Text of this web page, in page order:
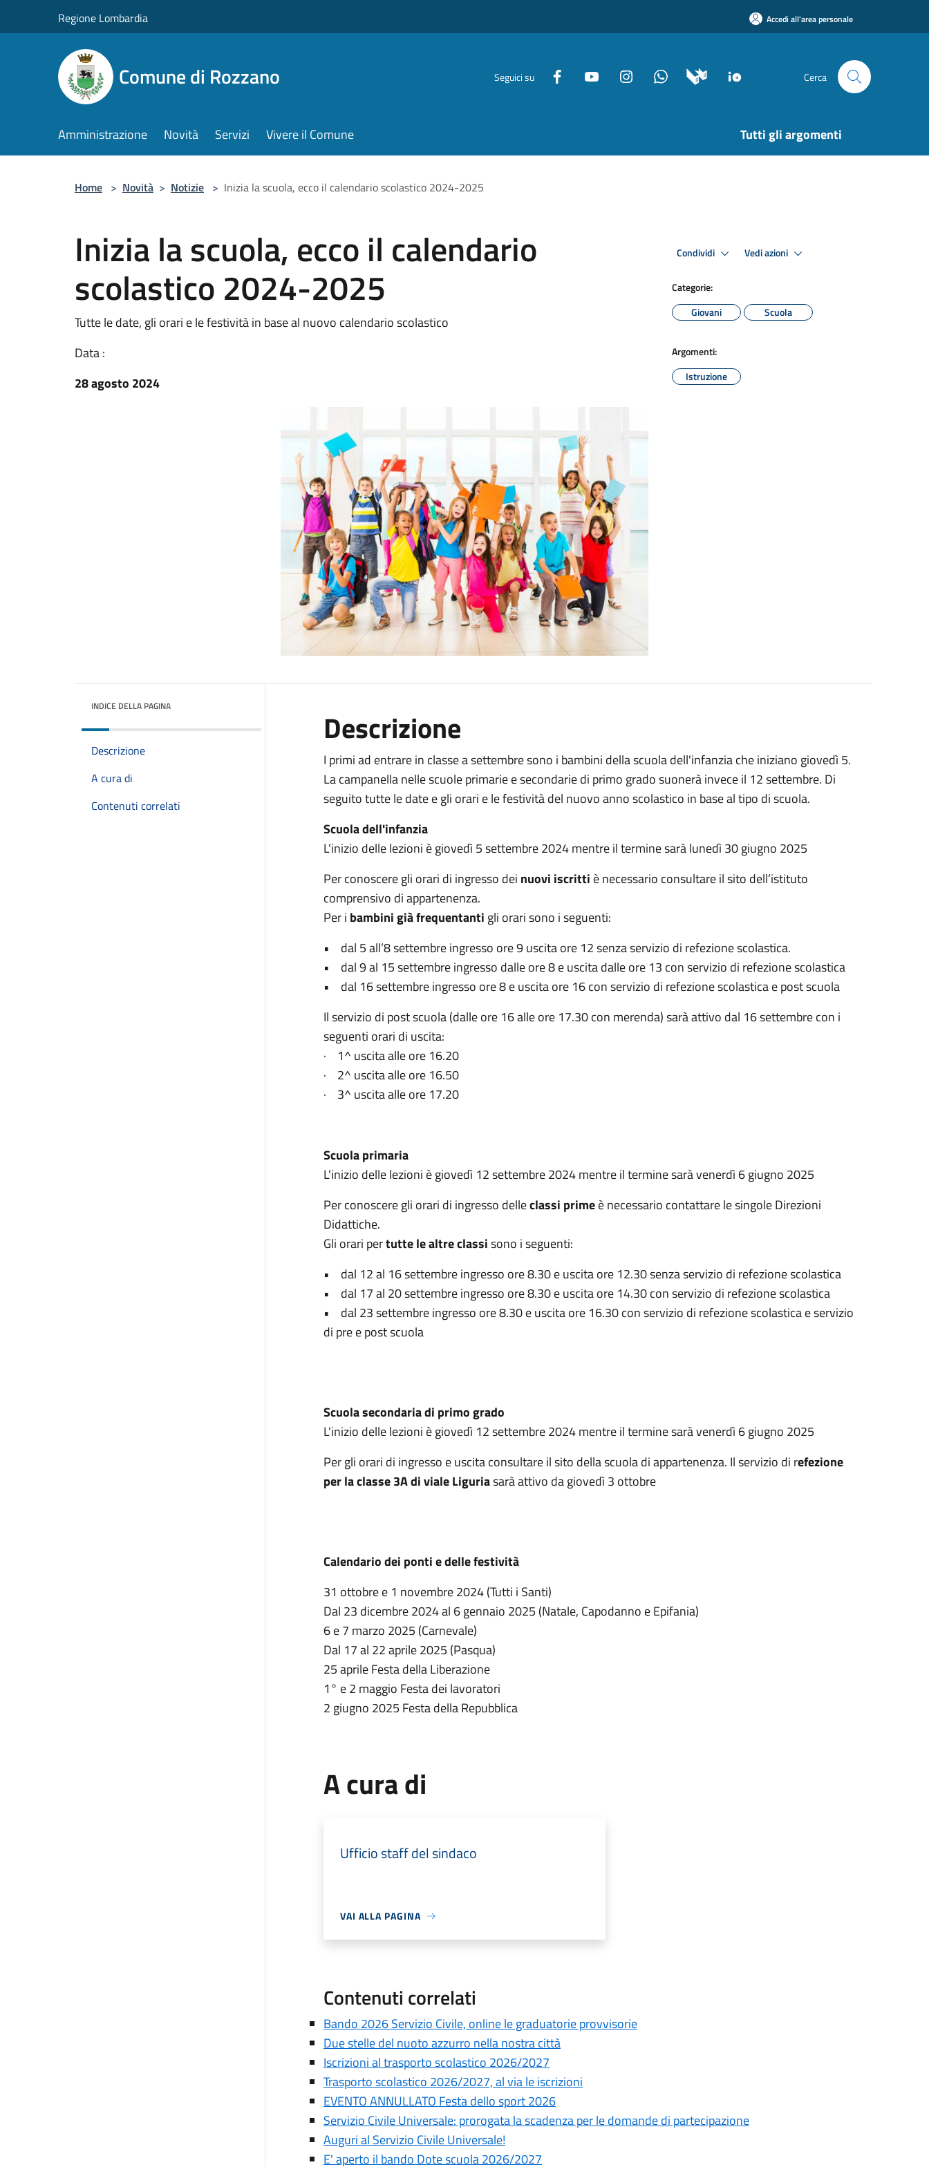
Regione Lombardia Accedi all'area personale
Comune di Rozzano Seguici su Cerca
Amministrazione Novità Servizi Vivere il Comune Tutti gli argomenti
Home > Novità > Notizie > Inizia la scuola, ecco il calendario scolastico 2024-2025
Inizia la scuola, ecco il calendario
scolastico 2024-2025
Tutte le date, gli orari e le festività in base al nuovo calendario scolastico
Data :
28 agosto 2024
Condividi Vedi azioni
Categorie:
Giovani
Scuola
Argomenti:
Istruzione
INDICE DELLA PAGINA
Descrizione
A cura di
Contenuti correlati
Descrizione
I primi ad entrare in classe a settembre sono i bambini della scuola dell'infanzia che iniziano giovedì 5.
La campanella nelle scuole primarie e secondarie di primo grado suonerà invece il 12 settembre. Di
seguito tutte le date e gli orari e le festività del nuovo anno scolastico in base al tipo di scuola.
Scuola dell'infanzia
L'inizio delle lezioni è giovedì 5 settembre 2024 mentre il termine sarà lunedì 30 giugno 2025
Per conoscere gli orari di ingresso dei nuovi iscritti è necessario consultare il sito dell’istituto
comprensivo di appartenenza.
Per i bambini già frequentanti gli orari sono i seguenti:
• dal 5 all’8 settembre ingresso ore 9 uscita ore 12 senza servizio di refezione scolastica.
• dal 9 al 15 settembre ingresso dalle ore 8 e uscita dalle ore 13 con servizio di refezione scolastica
• dal 16 settembre ingresso ore 8 e uscita ore 16 con servizio di refezione scolastica e post scuola
Il servizio di post scuola (dalle ore 16 alle ore 17.30 con merenda) sarà attivo dal 16 settembre con i
seguenti orari di uscita:
· 1^ uscita alle ore 16.20
· 2^ uscita alle ore 16.50
· 3^ uscita alle ore 17.20
Scuola primaria
L'inizio delle lezioni è giovedì 12 settembre 2024 mentre il termine sarà venerdì 6 giugno 2025
Per conoscere gli orari di ingresso delleclassi primeè necessario contattare le singole Direzioni
Didattiche.
Gli orari pertutte le altre classisono i seguenti:
• dal 12 al 16 settembre ingresso ore 8.30 e uscita ore 12.30 senza servizio di refezione scolastica
• dal 17 al 20 settembre ingresso ore 8.30 e uscita ore 14.30 con servizio di refezione scolastica
• dal 23 settembre ingresso ore 8.30 e uscita ore 16.30 con servizio di refezione scolastica e servizio
di pre e post scuola
Scuola secondaria di primo grado
L'inizio delle lezioni è giovedì 12 settembre 2024 mentre il termine sarà venerdì 6 giugno 2025
Per gli orari di ingresso e uscita consultare il sito della scuola di appartenenza. Il servizio di refezione
per la classe 3A di viale Liguriasarà attivo da giovedì 3 ottobre
Calendario dei ponti e delle festività
31 ottobre e 1 novembre 2024 (Tutti i Santi)
Dal 23 dicembre 2024 al 6 gennaio 2025 (Natale, Capodanno e Epifania)
6 e 7 marzo 2025 (Carnevale)
Dal 17 al 22 aprile 2025 (Pasqua)
25 aprile Festa della Liberazione
1° e 2 maggio Festa dei lavoratori
2 giugno 2025 Festa della Repubblica
A cura di
Ufficio staff del sindaco
VAI ALLA PAGINA
Contenuti correlati
Bando 2026 Servizio Civile, online le graduatorie provvisorie
Due stelle del nuoto azzurro nella nostra città
Iscrizioni al trasporto scolastico 2026/2027
Trasporto scolastico 2026/2027, al via le iscrizioni
EVENTO ANNULLATO Festa dello sport 2026
Servizio Civile Universale: prorogata la scadenza per le domande di partecipazione
Auguri al Servizio Civile Universale!
E' aperto il bando Dote scuola 2026/2027